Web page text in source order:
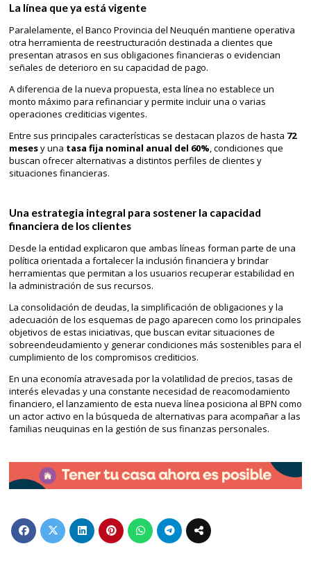
La línea que ya está vigente
Paralelamente, el Banco Provincia del Neuquén mantiene operativa
otra herramienta de reestructuración destinada a clientes que
presentan atrasos en sus obligaciones financieras o evidencian
señales de deterioro en su capacidad de pago.
A diferencia de la nueva propuesta, esta línea no establece un
monto máximo para refinanciar y permite incluir una o varias
operaciones crediticias vigentes.
Entre sus principales características se destacan plazos de hasta 72
mesesy una tasa fija nominal anual del 60%, condiciones que
buscan ofrecer alternativas a distintos perfiles de clientes y
situaciones financieras.
Una estrategia integral para sostener la capacidad
financiera de los clientes
Desde la entidad explicaron que ambas líneas forman parte de una
política orientada a fortalecer la inclusión financiera y brindar
herramientas que permitan a los usuarios recuperar estabilidad en
la administración de sus recursos.
La consolidación de deudas, la simplificación de obligaciones y la
adecuación de los esquemas de pago aparecen como los principales
objetivos de estas iniciativas, que buscan evitar situaciones de
sobreendeudamiento y generar condiciones más sostenibles para el
cumplimiento de los compromisos crediticios.
En una economía atravesada por la volatilidad de precios, tasas de
interés elevadas y una constante necesidad de reacomodamiento
financiero, el lanzamiento de esta nueva línea posiciona al BPN como
un actor activo en la búsqueda de alternativas para acompañar a las
familias neuquinas en la gestión de sus finanzas personales.